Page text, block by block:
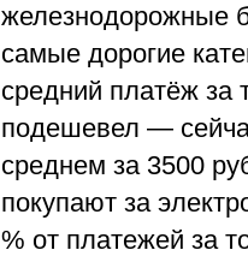
железнодорожные
самые дорогие
средний платёж за
подешевел —
среднем за 3500
покупают за
% от платежей за